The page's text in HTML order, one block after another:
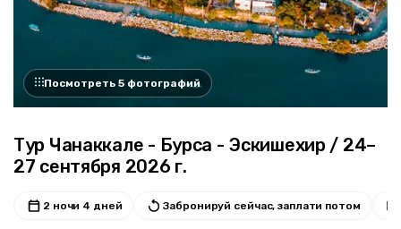
Посмотреть 5 фотографий
Тур Чанаккале - Бурса - Эскишехир / 24–
27 сентября 2026 г.
2 ночи 4 дней Забронируй сейчас, заплати потом